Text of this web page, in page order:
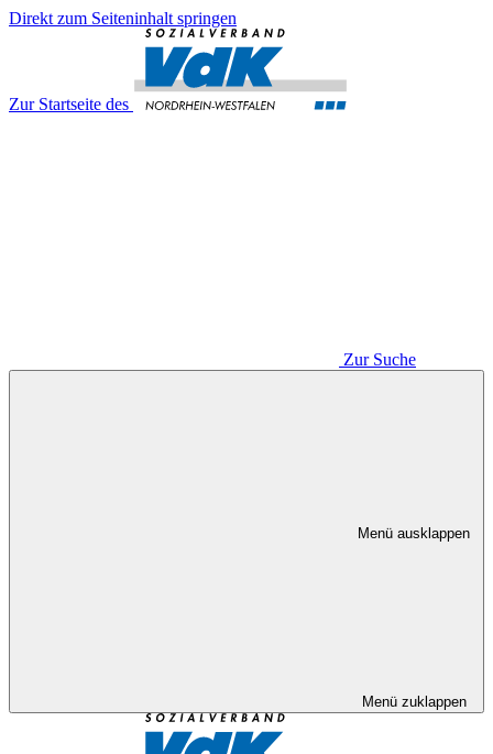
Direkt zum Seiteninhalt springen
Zur Startseite des
Zur Suche
Menü ausklappen
Menü zuklappen